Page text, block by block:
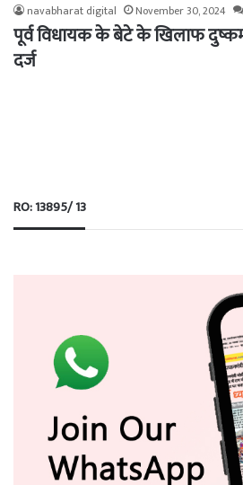
navabharat digital November 30, 2024
पूर्व विधायक के बेटे के खिलाफ
दर्ज
RO: 13895/ 13